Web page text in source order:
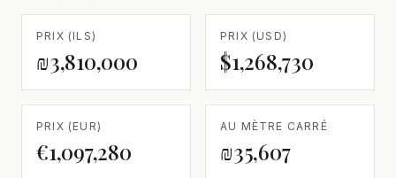
PRIX (ILS)
₪3,810,000
PRIX (USD)
$1,268,730
PRIX (EUR)
€1,097,280
AU MÈTRE CARRÉ
₪35,607